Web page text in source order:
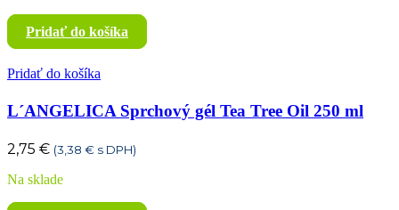
5,85 €.5,10 €.
Pridať do košíka
Pridať do košíka
L´ANGELICA Sprchový gél Tea Tree Oil 250 ml
2,75 € (3,38 € s DPH)
Na sklade